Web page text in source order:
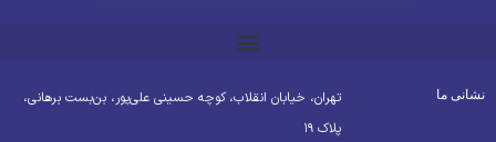
ما
تهران، خیابان انقلاب، کوچه حسینی علی‌پور، بن‌بست برهانی،
پلاک ۱۹